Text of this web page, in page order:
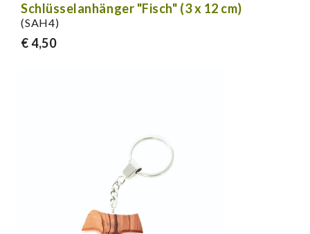
Schlüsselanhänger "Fisch" (3 x 12 cm)
(SAH4)
€ 4,50